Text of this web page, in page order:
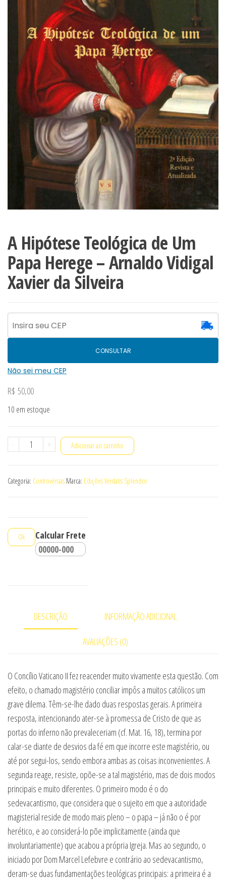
A Hipótese Teológica de Um
Papa Herege – Arnaldo Vidigal
Xavier da Silveira
CONSULTAR
Não sei meu CEP
R$ 50,00
10 em estoque
-
de
Herege
-
Arnaldo
Silveira
quantidade
+ Adicionar ao carrinho
Categoria: Controvérsias Marca: Edições Veritatis Splendor
Calcular Frete
Ok
DESCRIÇÃO INFORMAÇÃO ADICIONAL
AVALIAÇÕES (0)
O Concílio Vaticano II fez reacender muito vivamente esta questão. Com
efeito, o chamado magistério conciliar impôs a muitos católicos um
grave dilema. Têm-se-lhe dado duas respostas gerais. A primeira
resposta, intencionando ater-se à promessa de Cristo de que as
portas do inferno não prevaleceriam (cf. Mat. 16, 18), termina por
calar-se diante de desvios da fé em que incorre este magistério, ou
até por segui-los, sendo embora ambas as coisas inconvenientes. A
segunda reage, resiste, opõe-se a tal magistério, mas de dois modos
principais e muito diferentes. O primeiro modo é o do
sedevacantismo, que considera que o sujeito em que a autoridade
magisterial reside de modo mais pleno – o papa – já não o é por
herético, e ao considerá-lo põe implicitamente (ainda que
involuntariamente) que acabou a própria Igreja. Mas ao segundo, o
iniciado por Dom Marcel Lefebvre e contrário ao sedevacantismo,
deram-se duas fundamentações teológicas principais: a primeira é a